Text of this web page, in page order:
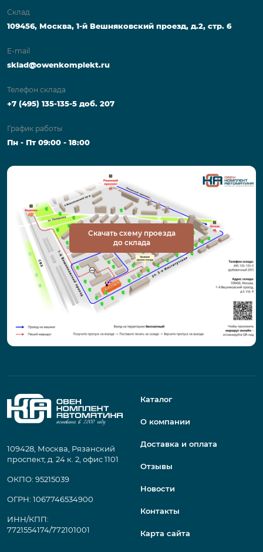
Склад
109456, Москва, 1-й Вешняковский проезд, д.2, стр. 6
E-mail
sklad@owenkomplekt.ru
Телефон склада
+7 (495) 135-135-5 доб. 207
График работы
Пн - Пт 09:00 - 18:00
Скачать схему проезда
до склада
109428, Москва, Рязанский
проспект, д. 24 к. 2, офис 1101
ОКПО: 95215039
ОГРН: 1067746534900
ИНН/КПП:
7721554174/772101001
Каталог
О компании
Доставка и оплата
Отзывы
Новости
Контакты
Карта сайта